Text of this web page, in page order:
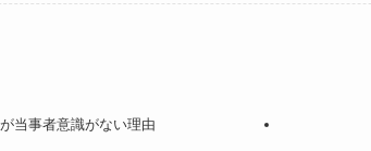
当事者意識がない理由